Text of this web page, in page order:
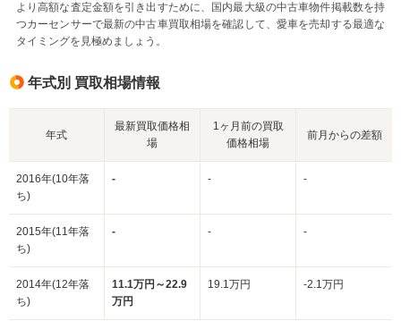
より高額な査定金額を引き出すために、国内最大級の中古車物件掲載数を持
つカーセンサーで最新の中古車買取相場を確認して、愛車を売却する最適な
タイミングを見極めましょう。
年式別 買取相場情報
年式
最新買取価格相
場
1ヶ月前の買取
価格相場
前月からの差額
2016年(10年落
ち)
- - -
2015年(11年落
ち)
- - -
2014年(12年落
ち)
11.1万円～22.9
万円
19.1万円 -2.1万円